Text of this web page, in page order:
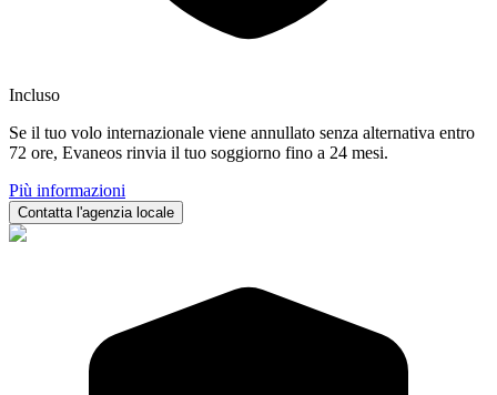
Incluso
Se il tuo volo internazionale viene annullato senza alternativa entro
72 ore, Evaneos rinvia il tuo soggiorno fino a 24 mesi.
Più informazioni
Contatta l'agenzia locale